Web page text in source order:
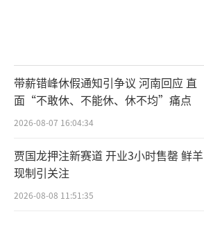
带薪错峰休假通知引争议 河南回应 直
面“不敢休、不能休、休不均”痛点
2026-08-07 16:04:34
贾国龙押注新赛道 开业3小时售罄 鲜羊
现制引关注
2026-08-08 11:51:35